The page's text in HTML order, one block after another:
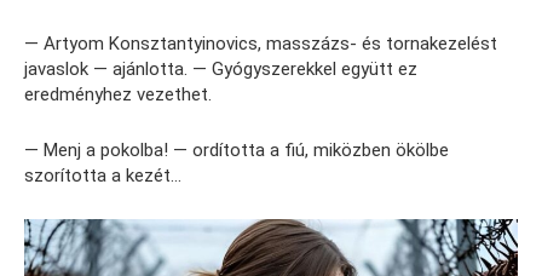
— Artyom Konsztantyinovics, masszázs- és tornakezelést
javaslok — ajánlotta. — Gyógyszerekkel együtt ez
eredményhez vezethet.
— Menj a pokolba! — ordította a fiú, miközben ökölbe
szorította a kezét…